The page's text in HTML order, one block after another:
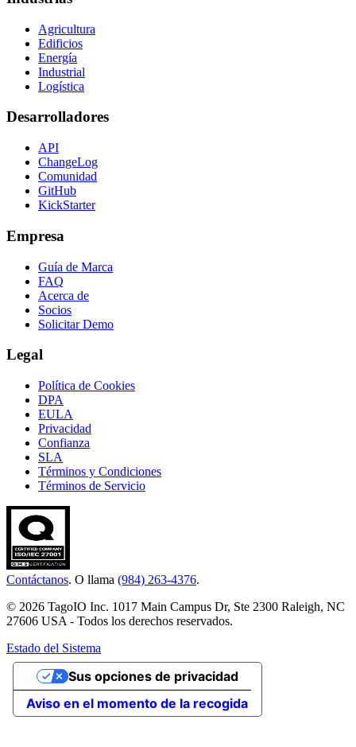
Agricultura
Edificios
Energía
Industrial
Logística
Desarrolladores
API
ChangeLog
Comunidad
GitHub
KickStarter
Empresa
Guía de Marca
FAQ
Acerca de
Socios
Solicitar Demo
Legal
Política de Cookies
DPA
EULA
Privacidad
Confianza
SLA
Términos y Condiciones
Términos de Servicio
Contáctanos. O llama (984) 263-4376.
© 2026 TagoIO Inc. 1017 Main Campus Dr, Ste 2300 Raleigh, NC
27606 USA - Todos los derechos reservados.
Estado del Sistema
Aviso en el momento de la recogida
Sus opciones de privacidad